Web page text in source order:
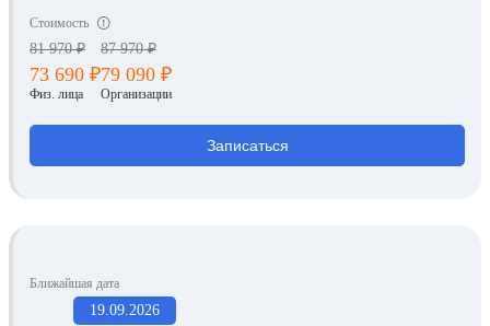
Стоимость
81 970 ₽
73 690 ₽
Физ. лица
87 970 ₽
79 090 ₽
Организации
Записаться
Ближайшая дата
19.09.2026